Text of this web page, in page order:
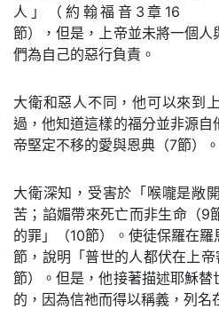
人」（約翰福音3章16
節），但是，上帝並未將一個
們為自己的惡行負責。
大衛和惡人不同，他可以來到
過，他知道這樣的福分並非源
帝堅定不移的愛與恩典（7節）。
大衛深知，受害於「喉嚨是敞
苦；諂媚帶來死亡而非生命（9
的罪」（10節）。使徒保羅在
節，說明「普世的人都伏在上
節）。但是，他接著描述耶穌
的，因為信祂而得以稱義，列